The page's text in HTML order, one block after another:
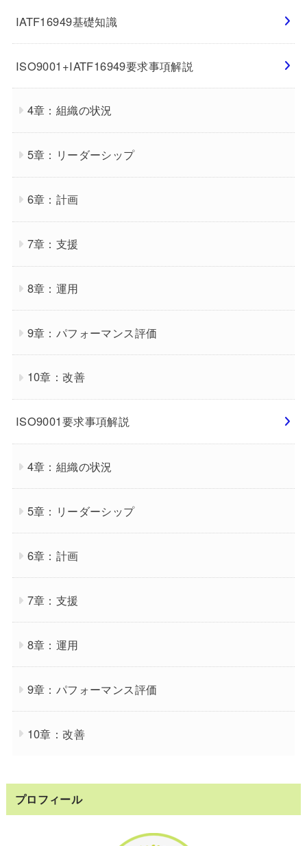
IATF16949基礎知識
ISO9001+IATF16949要求事項解説
4章：組織の状況
5章：リーダーシップ
6章：計画
7章：支援
8章：運用
9章：パフォーマンス評価
10章：改善
ISO9001要求事項解説
4章：組織の状況
5章：リーダーシップ
6章：計画
7章：支援
8章：運用
9章：パフォーマンス評価
10章：改善
プロフィール